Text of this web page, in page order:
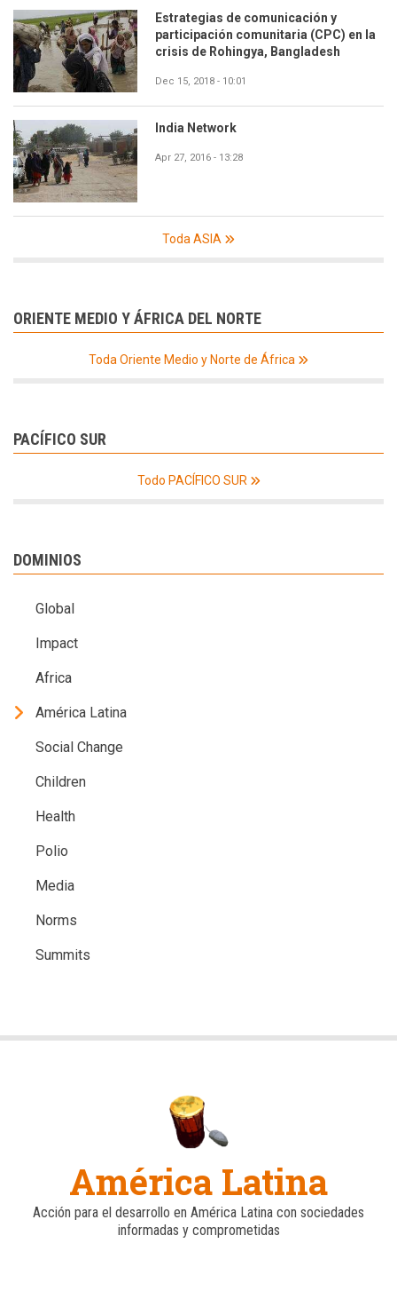
Estrategias de comunicación y
participación comunitaria (CPC) en la
crisis de Rohingya, Bangladesh
Dec 15, 2018 - 10:01
India Network
Apr 27, 2016 - 13:28
Toda ASIA
ORIENTE MEDIO Y ÁFRICA DEL NORTE
Toda Oriente Medio y Norte de África
PACÍFICO SUR
Todo PACÍFICO SUR
DOMINIOS
Global
Impact
Africa
América Latina
Social Change
Children
Health
Polio
Media
Norms
Summits
América Latina
Acción para el desarrollo en América Latina con sociedades
informadas y comprometidas